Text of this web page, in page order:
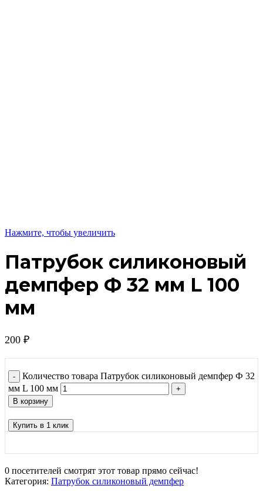
Нажмите, чтобы увеличить
Патрубок силиконовый
демпфер Ф 32 мм L 100
мм
200 ₽
Количество товара Патрубок силиконовый демпфер Ф 32
мм L 100 мм
В корзину
Купить в 1 клик
0 посетителей смотрят этот товар прямо сейчас!
Категория: Патрубок силиконовый демпфер